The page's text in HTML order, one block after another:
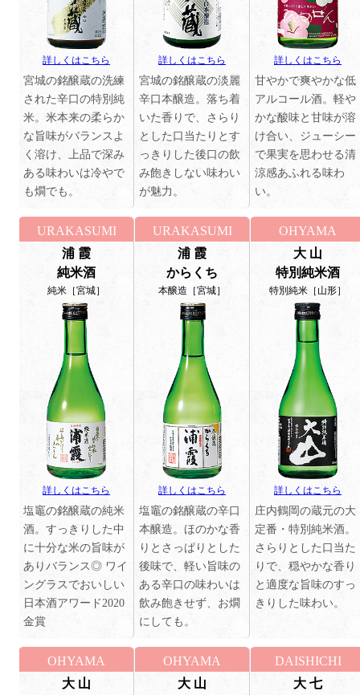
詳しくはこちら
宮城の銘醸蔵の洗練
された辛口の特別純
米。米本来の柔らか
な旨味がバランスよ
く溶け、上品で深み
ある味わいは冷やで
も燗でも。
詳しくはこちら
宮城の銘醸蔵の淡麗
辛口本醸造。落ち着
いた香りで、さらり
とした口当たりとす
っきりした後口の飲
み飽きしない味わい
が魅力。
詳しくはこちら
甘やかで爽やかな低
アルコール酒。軽や
かな酸味と甘味が溶
け合い、ジューシー
で果実を思わせる清
涼感あふれる味わ
い。
URAKASUMI
浦 霞
純米酒
純米［宮城］
詳しくはこちら
塩竈の銘醸蔵の純米
酒。すっきりした中
に十分な米の旨味が
ありバランス◎ ワイ
ングラスでおいしい
日本酒アワード2020
金賞
URAKASUMI
浦 霞
からくち
本醸造［宮城］
詳しくはこちら
塩竈の銘醸蔵の辛口
本醸造。ほのかな香
りとさっぱりとした
後味で、軽い旨味の
ある辛口の味わいは
飲み飽きせず、お燗
にしても。
OHYAMA
大 山
特別純米酒
特別純米［山形］
詳しくはこちら
庄内鶴岡の蔵元の大
定番・特別純米酒。
さらりとした口当た
りで、穏やかな香り
と適度な旨味のすっ
きりした味わい。
OHYAMA
大 山
OHYAMA
大 山
DAISHICHI
大 七